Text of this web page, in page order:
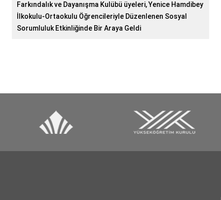
Farkındalık ve Dayanışma Kulübü üyeleri, Yenice Hamdibey
İlkokulu-Ortaokulu Öğrencileriyle Düzenlenen Sosyal
Sorumluluk Etkinliğinde Bir Araya Geldi